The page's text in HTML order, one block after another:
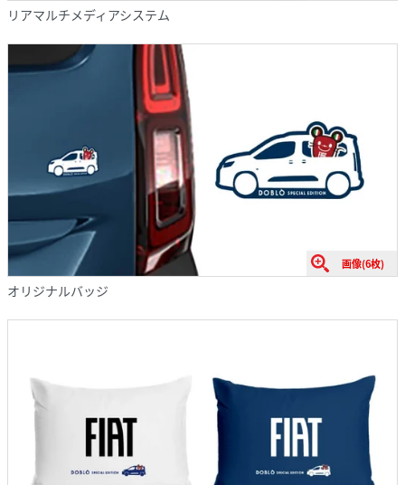
リアマルチメディアシステム
画像(6枚)
オリジナルバッジ